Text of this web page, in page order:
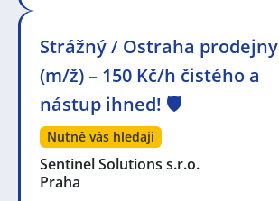
Strážný / Ostraha prodejny
(m/ž) – 150 Kč/h čistého a
nástup ihned! 🛡️
Nutně vás hledají
Sentinel Solutions s.r.o.
Praha